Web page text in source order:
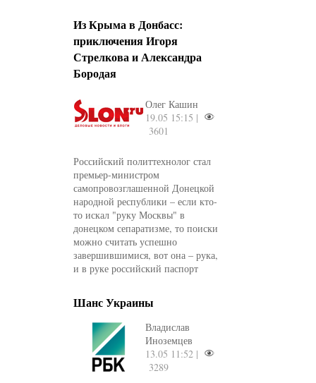
Из Крыма в Донбасс:
приключения Игоря
Стрелкова и Александра
Бородая
Олег Кашин
19.05 15:15 |
3601
Российский политтехнолог стал
премьер-министром
самопровозглашенной Донецкой
народной республики – если кто-
то искал "руку Москвы" в
донецком сепаратизме, то поиски
можно считать успешно
завершившимися, вот она – рука,
и в руке российский паспорт
Шанс Украины
Владислав
Иноземцев
13.05 11:52 |
3289